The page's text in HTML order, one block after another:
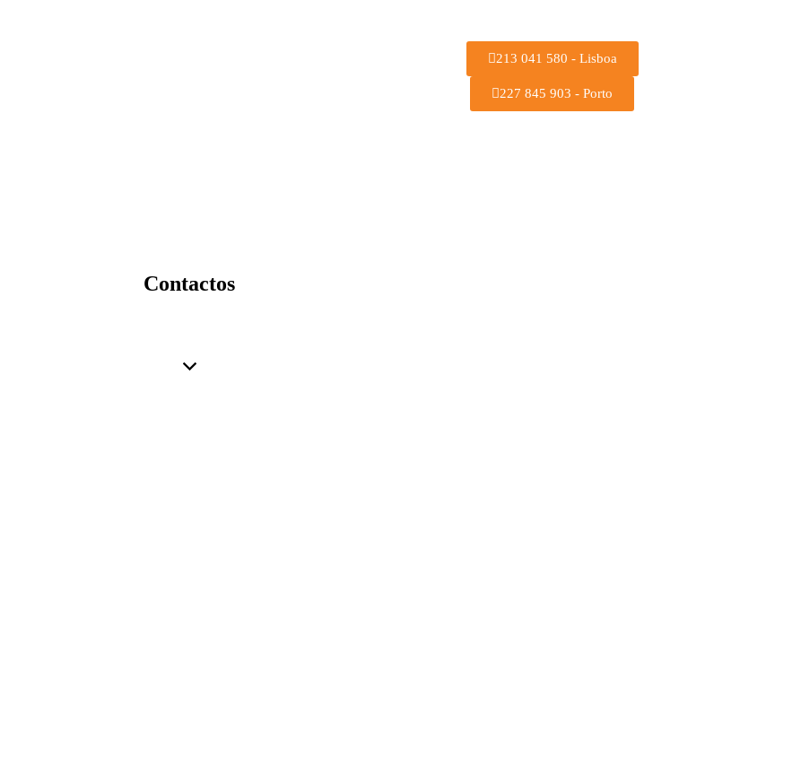
213 041 580 - Lisboa
227 845 903 - Porto
Contactos